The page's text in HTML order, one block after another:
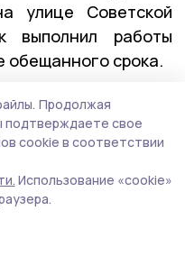
улице Советской
выполнил работы
обещанного срока.
Высшей
Олегом
Первышов
кадровой
Эта
Продолжая
подтверждаете свое
cookie в соответствии
Использование «cookie»